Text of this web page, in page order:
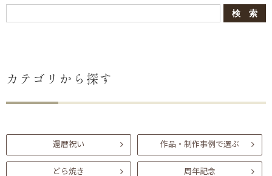
カテゴリから探す
還暦祝い 作品・制作事例で選ぶ
どら焼き 周年記念